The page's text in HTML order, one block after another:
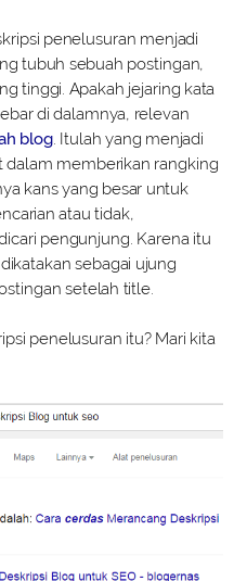
penelusuran menjadi
tubuh sebuah postingan,
tinggi. Apakah jejaring kata
di dalamnya, relevan
blog. Itulah yang menjadi
dalam memberikan rangking
kans yang besar untuk
atau tidak,
pengunjung. Karena itu
sebagai ujung
setelah title.
penelusuran itu? Mari kita